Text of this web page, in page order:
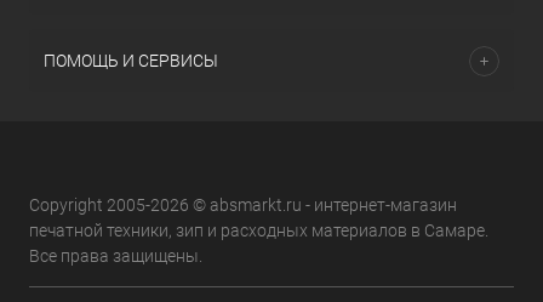
ПОМОЩЬ И СЕРВИСЫ
Copyright 2005-2026 © absmarkt.ru - интернет-магазин
печатной техники, зип и расходных материалов в Самаре.
Все права защищены.